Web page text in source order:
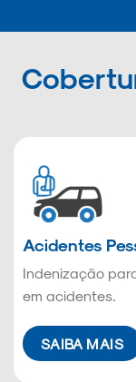
Acidentes
Indenização
em acidentes.
SAIBA MAIS